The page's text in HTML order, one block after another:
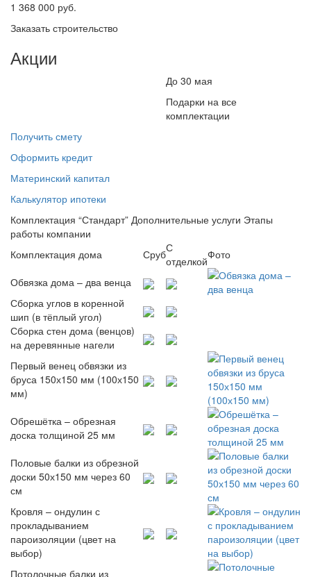
1 368 000 руб.
Заказать строительство
Акции
До 30 мая
Подарки на все
комплектации
Получить смету
Оформить кредит
Материнский капитал
Калькулятор ипотеки
Комплектация “Стандарт” Дополнительные услуги Этапы
работы компании
Комплектация дома
СрубС
отделкойФото
Обвязка дома – два венца
Сборка углов в коренной
шип (в тёплый угол)
Сборка стен дома (венцов)
на деревянные нагели
Первый венец обвязки из
бруса 150х150 мм (100х150
мм)
Обрешётка – обрезная
доска толщиной 25 мм
Половые балки из обрезной
доски 50х150 мм через 60
см
Кровля – ондулин с
прокладыванием
пароизоляции (цвет на
выбор)
Потолочные балки из